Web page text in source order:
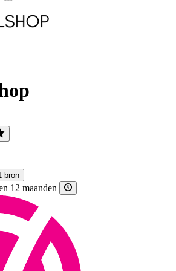
bron
12 maanden